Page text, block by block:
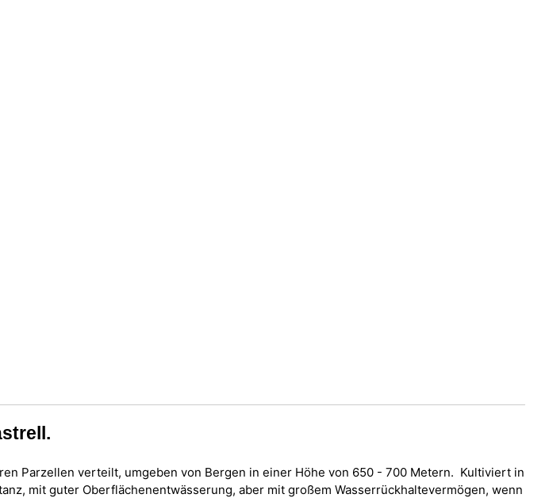
Parzellen verteilt, umgeben von Bergen in einer Höhe von 650 - 700 Metern. Kultiviert in
mit guter Oberflächenentwässerung, aber mit großem Wasserrückhaltevermögen, wenn